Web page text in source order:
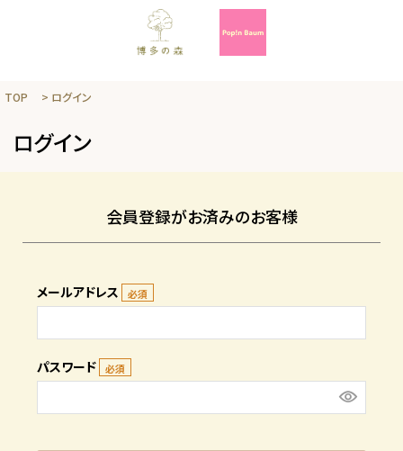
TOP ログイン
ログイン
会員登録がお済みのお客様
メールアドレス
パスワード